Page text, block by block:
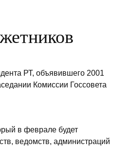
РТ, объявившего 2001
Комиссии Госсовета
в феврале будет
ведомств, администраций